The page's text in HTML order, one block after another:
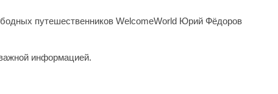
путешественников WelcomeWorld Юрий Фёдоров
информацией.